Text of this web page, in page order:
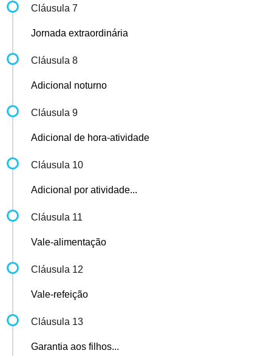
Cláusula 7
Jornada extraordinária
Cláusula 8
Adicional noturno
Cláusula 9
Adicional de hora-atividade
Cláusula 10
Adicional por atividade...
Cláusula 11
Vale-alimentação
Cláusula 12
Vale-refeição
Cláusula 13
Garantia aos filhos...